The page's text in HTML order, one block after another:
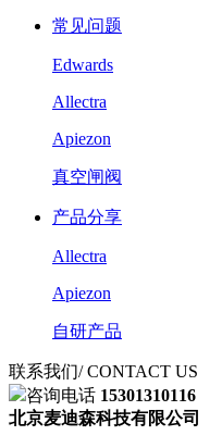
常见问题
Edwards
Allectra
Apiezon
真空闸阀
产品分享
Allectra
Apiezon
自研产品
联系我们/ CONTACT US
咨询电话 15301310116
北京麦迪森科技有限公司